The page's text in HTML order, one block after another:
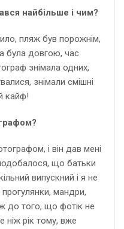
найбільше і чим?
пляж був порожнім,
була довгою, час
знімала одних,
знімали смішні
кайф!
і він дав мені
що батьки
випускний і я не
мандри,
до того, що фотік не
ніж рік тому, вже